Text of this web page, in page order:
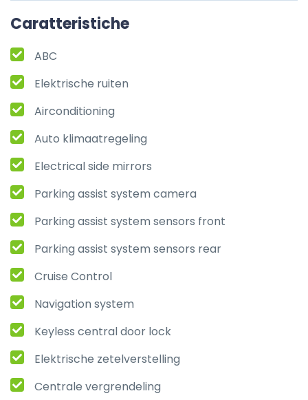
Caratteristiche
ABC
Elektrische ruiten
Airconditioning
Auto klimaatregeling
Electrical side mirrors
Parking assist system camera
Parking assist system sensors front
Parking assist system sensors rear
Cruise Control
Navigation system
Keyless central door lock
Elektrische zetelverstelling
Centrale vergrendeling